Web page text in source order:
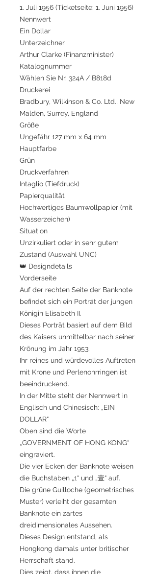
1. Juli 1956 (Ticketseite: 1. Juni 1956)
Nennwert
Ein Dollar
Unterzeichner
Arthur Clarke (Finanzminister)
Katalognummer
Wählen Sie Nr. 324A / B818d
Druckerei
Bradbury, Wilkinson & Co. Ltd., New
Malden, Surrey, England
Größe
Ungefähr 127 mm x 64 mm
Hauptfarbe
Grün
Druckverfahren
Intaglio (Tiefdruck)
Papierqualität
Hochwertiges Baumwollpapier (mit
Wasserzeichen)
Situation
Unzirkuliert oder in sehr gutem
Zustand (Auswahl UNC)
👑 Designdetails
Vorderseite
Auf der rechten Seite der Banknote
befindet sich ein Porträt der jungen
Königin Elisabeth II.
Dieses Porträt basiert auf dem Bild
des Kaisers unmittelbar nach seiner
Krönung im Jahr 1953.
Ihr reines und würdevolles Auftreten
mit Krone und Perlenohrringen ist
beeindruckend.
In der Mitte steht der Nennwert in
Englisch und Chinesisch: „EIN
DOLLAR“
Oben sind die Worte
„GOVERNMENT OF HONG KONG“
eingraviert.
Die vier Ecken der Banknote weisen
die Buchstaben „1“ und „壹“ auf.
Die grüne Guilloche (geometrisches
Muster) verleiht der gesamten
Banknote ein zartes
dreidimensionales Aussehen.
Dieses Design entstand, als
Hongkong damals unter britischer
Herrschaft stand.
Dies zeigt, dass ihnen die